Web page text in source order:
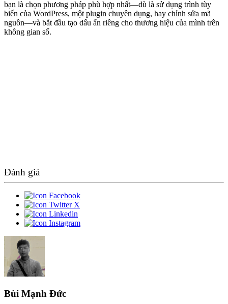
bạn là chọn phương pháp phù hợp nhất—dù là sử dụng trình tùy
biến của WordPress, một plugin chuyên dụng, hay chỉnh sửa mã
nguồn—và bắt đầu tạo dấu ấn riêng cho thương hiệu của mình trên
không gian số.
Đánh giá
Bùi Mạnh Đức